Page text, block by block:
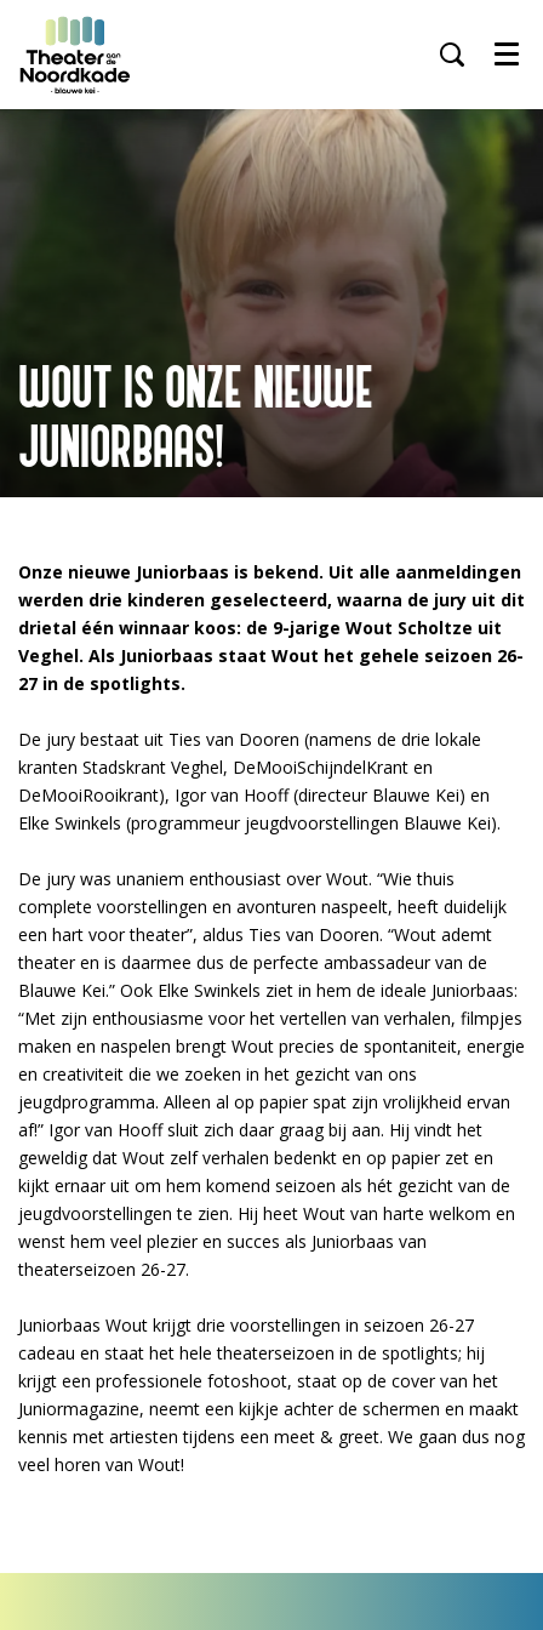
Menu
WOUT IS ONZE NIEUWE
JUNIORBAAS!
Onze nieuwe Juniorbaas is bekend. Uit alle aanmeldingen
werden drie kinderen geselecteerd, waarna de jury uit dit
drietal één winnaar koos: de 9-jarige Wout Scholtze uit
Veghel. Als Juniorbaas staat Wout het gehele seizoen 26-
27 in de spotlights.
De jury bestaat uit Ties van Dooren (namens de drie lokale
kranten Stadskrant Veghel, DeMooiSchijndelKrant en
DeMooiRooikrant), Igor van Hooff (directeur Blauwe Kei) en
Elke Swinkels (programmeur jeugdvoorstellingen Blauwe Kei).
De jury was unaniem enthousiast over Wout. “Wie thuis
complete voorstellingen en avonturen naspeelt, heeft duidelijk
een hart voor theater”, aldus Ties van Dooren. “Wout ademt
theater en is daarmee dus de perfecte ambassadeur van de
Blauwe Kei.” Ook Elke Swinkels ziet in hem de ideale Juniorbaas:
“Met zijn enthousiasme voor het vertellen van verhalen, filmpjes
maken en naspelen brengt Wout precies de spontaniteit, energie
en creativiteit die we zoeken in het gezicht van ons
jeugdprogramma. Alleen al op papier spat zijn vrolijkheid ervan
af!” Igor van Hooff sluit zich daar graag bij aan. Hij vindt het
geweldig dat Wout zelf verhalen bedenkt en op papier zet en
kijkt ernaar uit om hem komend seizoen als hét gezicht van de
jeugdvoorstellingen te zien. Hij heet Wout van harte welkom en
wenst hem veel plezier en succes als Juniorbaas van
theaterseizoen 26-27.
Juniorbaas Wout krijgt drie voorstellingen in seizoen 26-27
cadeau en staat het hele theaterseizoen in de spotlights; hij
krijgt een professionele fotoshoot, staat op de cover van het
Juniormagazine, neemt een kijkje achter de schermen en maakt
kennis met artiesten tijdens een meet & greet. We gaan dus nog
veel horen van Wout!